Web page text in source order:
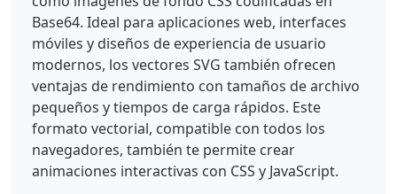
Base64. Ideal para aplicaciones web, interfaces
móviles y diseños de experiencia de usuario
modernos, los vectores SVG también ofrecen
ventajas de rendimiento con tamaños de archivo
pequeños y tiempos de carga rápidos. Este
formato vectorial, compatible con todos los
navegadores, también te permite crear
animaciones interactivas con CSS y JavaScript.